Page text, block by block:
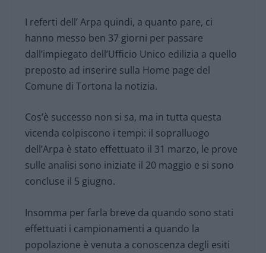
I referti dell’ Arpa quindi, a quanto pare, ci
hanno messo ben 37 giorni per passare
dall’impiegato dell’Ufficio Unico edilizia a quello
preposto ad inserire sulla Home page del
Comune di Tortona la notizia.
Cos’è successo non si sa, ma in tutta questa
vicenda colpiscono i tempi: il sopralluogo
dell’Arpa è stato effettuato il 31 marzo, le prove
sulle analisi sono iniziate il 20 maggio e si sono
concluse il 5 giugno.
Insomma per farla breve da quando sono stati
effettuati i campionamenti a quando la
popolazione è venuta a conoscenza degli esiti